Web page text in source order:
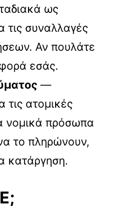
ως
τις συναλλαγές
Αν πουλάτε
εσάς.
—
τις ατομικές
νομικά πρόσωπα
το πληρώνουν,
κατάργηση.